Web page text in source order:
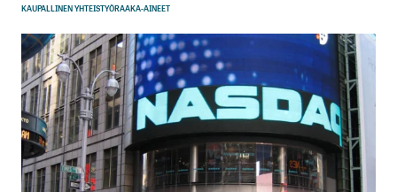
KAUPALLINEN YHTEISTYÖRAAKA-AINEET